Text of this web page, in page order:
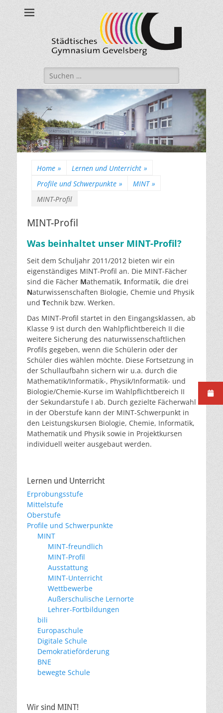
Städtisches
Gymnasium
Gevelsberg
Suche
nach:
Home » Lernen und Unterricht »
Profile und Schwerpunkte » MINT »
MINT-Profil
MINT-Profil
Was beinhaltet unser MINT-Profil?
Seit dem Schuljahr 2011/2012 bieten wir ein
eigenständiges MINT-Profil an. Die MINT-Fächer
sind die Fächer Mathematik, Informatik, die drei
Naturwissenschaften Biologie, Chemie und Physik
und Technik bzw. Werken.
Das MINT-Profil startet in den Eingangsklassen, ab
Klasse 9 ist durch den Wahlpflichtbereich II die
weitere Sicherung des naturwissenschaftlichen
Profils gegeben, wenn die Schülerin oder der
Schüler dies wählen möchte. Diese Fortsetzung in
der Schullaufbahn sichern wir u.a. durch die
Mathematik/Informatik-, Physik/Informatik- und
Biologie/Chemie-Kurse im Wahlpflichtbereich II
der Sekundarstufe I ab. Durch gezielte Fächerwahl
in der Oberstufe kann der MINT-Schwerpunkt in
den Leistungskursen Biologie, Chemie, Informatik,
Mathematik und Physik sowie in Projektkursen
individuell weiter ausgebaut werden.
Lernen und Unterricht
Erprobungsstufe
Mittelstufe
Oberstufe
Profile und Schwerpunkte
MINT
MINT-freundlich
MINT-Profil
Ausstattung
MINT-Unterricht
Wettbewerbe
Außerschulische Lernorte
Lehrer-Fortbildungen
bili
Europaschule
Digitale Schule
Demokratieförderung
BNE
bewegte Schule
Wir sind MINT!